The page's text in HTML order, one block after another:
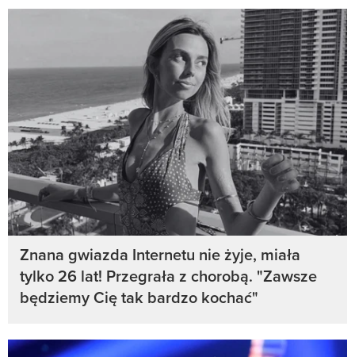
Znana gwiazda Internetu nie żyje, miała
tylko 26 lat! Przegrała z chorobą. "Zawsze
będziemy Cię tak bardzo kochać"